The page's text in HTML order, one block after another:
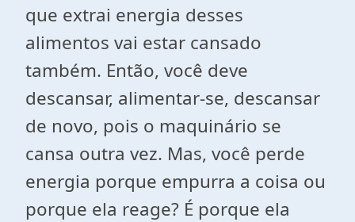
que extrai energia desses
alimentos vai estar cansado
também. Então, você deve
descansar, alimentar-se, descansar
de novo, pois o maquinário se
cansa outra vez. Mas, você perde
energia porque empurra a coisa ou
porque ela reage? É porque ela